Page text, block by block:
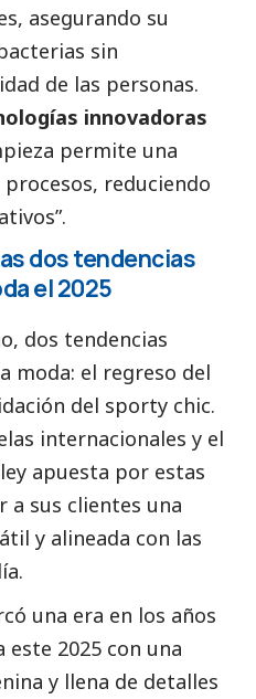
asegurando su
sin
de las personas.
innovadoras
permite una
reduciendo
dos tendencias
el 2025
dos tendencias
moda: el regreso del
del sporty chic.
internacionales y el
apuesta por estas
sus clientes una
y alineada con las
una era en los años
este 2025 con una
y llena de detalles